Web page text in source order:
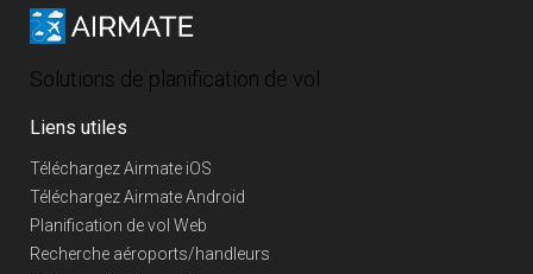
Solutions de planification de vol
Liens utiles
Téléchargez Airmate iOS
Téléchargez Airmate Android
Planification de vol Web
Recherche aéroports/handleurs